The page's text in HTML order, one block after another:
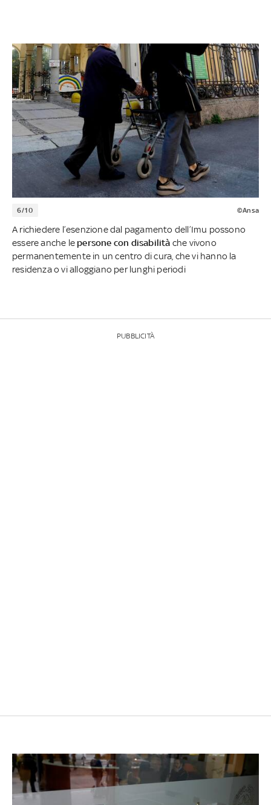
6/10 ©Ansa
A richiedere l’esenzione dal pagamento dell’Imu possono
essere anche le persone con disabilità che vivono
permanentemente in un centro di cura, che vi hanno la
residenza o vi alloggiano per lunghi periodi
PUBBLICITÀ